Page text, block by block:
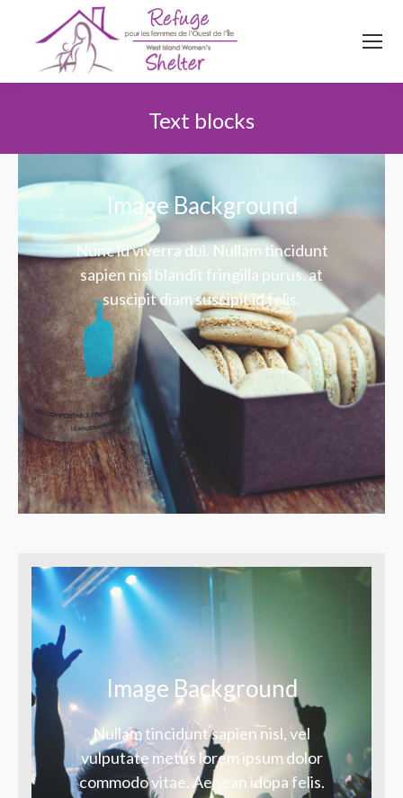
Text blocks
Image Background
Nunc id viverra dui. Nullam tincidunt
sapien nisl blandit fringilla purus, at
suscipit diam suscipit id felis.
Image Background
Nullam tincidunt sapien nisl, vel
vulputate metus lorem ipsum dolor
commodo vitae. Aenean idopa felis.